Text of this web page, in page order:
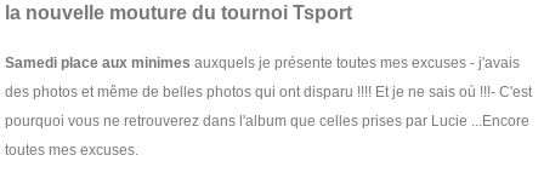
la nouvelle mouture du tournoi Tsport
Samedi place aux minimes auxquels je présente toutes mes excuses - j'avais
des photos et même de belles photos qui ont disparu !!!! Et je ne sais où !!!- C'est
pourquoi vous ne retrouverez dans l'album que celles prises par Lucie ...Encore
toutes mes excuses.